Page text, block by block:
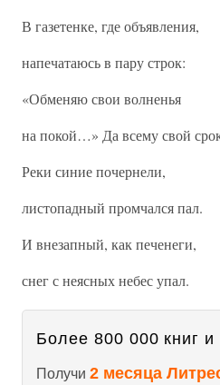
В газетенке, где объявления,
напечатаюсь в пару строк:
«Обменяю свои волненья
на покой…» Да всему свой
Реки синие почернели,
листопадный промчался пал.
И внезапный, как печенеги,
снег с неясных небес упал.
Более 800 000 книг и
Получи 2 месяца